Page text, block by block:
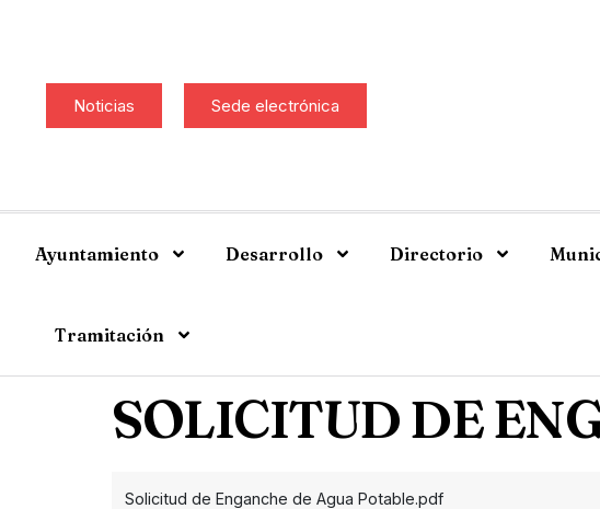
Noticias Sede electrónica
Ayuntamiento Desarrollo Directorio
Tramitación
SOLICITUD DE
Solicitud de Enganche de Agua Potable.pdf